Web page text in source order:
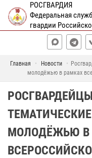
РОСГВАРДИЯ
Федеральная
гвардии
Главная Новости
молодёжью в рамках
МОЛОДЁЖЬЮ В